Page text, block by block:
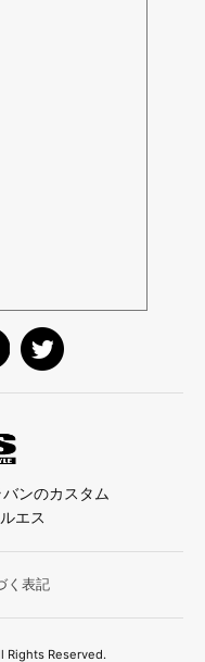
ンのカスタム
エス
く表記
Rights Reserved.